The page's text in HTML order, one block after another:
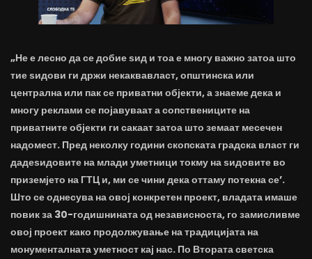
„Не е лесно да се добие ѕид и тоа е многу важно затоа што
тие ѕидови ги држи некаквавласт, општинска или
централна или пак се приватни објекти, а знаеме дека и
многу реклами се појавуваат а сопствениците на
приватните објекти ги сакаат затоа што земаат месечен
надомест. Пред неколку години скопската градска власт ги
дадеѕидовите на млади уметници токму на ѕидовите во
приземјето на ГТЦ и, ми се чини дека оттаму потекна се’.
Што се однесува на овој конкретен проект, владата имаше
повик за 30-годишнината од независноста, го замисливме
овој проект како продолжување на традицијата на
монументалната уметност кај нас. По Втората светска